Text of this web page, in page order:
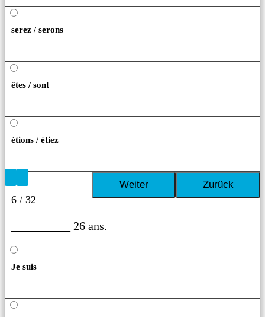
serez / serons
êtes / sont
étions / étiez
6 / 32
__________ 26 ans.
Je suis